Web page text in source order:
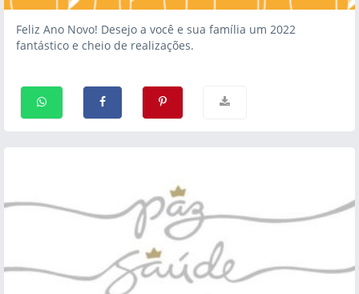
Feliz Ano Novo! Desejo a você e sua família um 2022
fantástico e cheio de realizações.